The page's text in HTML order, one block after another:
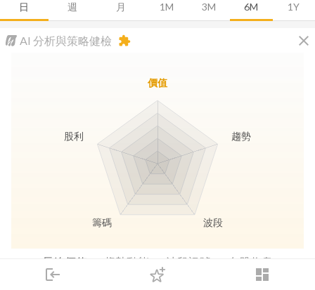
login dashboard
下單
日 週 月 1M 3M 6M 1Y
AI 分析與策略健檢 close
extension
長線價值 趨勢動能 波段訊號 存股收息
價值
趨勢
波段
籌碼
股利